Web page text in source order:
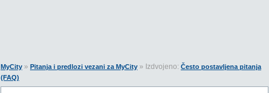
MyCity » Pitanja i predlozi vezani za MyCity » Izdvojeno: Često postavljena pitanja
(FAQ)